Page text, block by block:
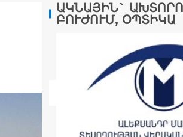
ԱԿՆԱՅԻՆ`
ԲՈՒԺՈՒՄ, ՕՊՏԻԿԱ